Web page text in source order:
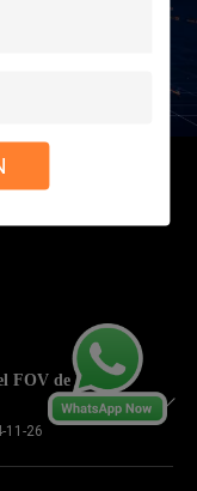
FOV de la lente
11-26